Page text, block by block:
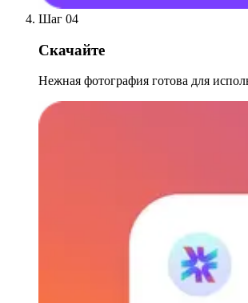
Шаг 04
Скачайте
Нежная фотография готова для